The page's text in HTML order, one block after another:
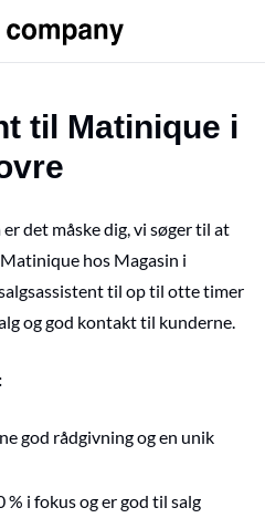
til Matinique i
det måske dig, vi søger til at
hos Magasin i
til op til otte timer
og god kontakt til kunderne.
god rådgivning og en unik
% i fokus og er god til salg